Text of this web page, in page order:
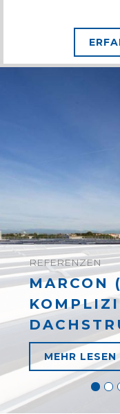
REFERENZEN
MARCON
MEHR LESEN